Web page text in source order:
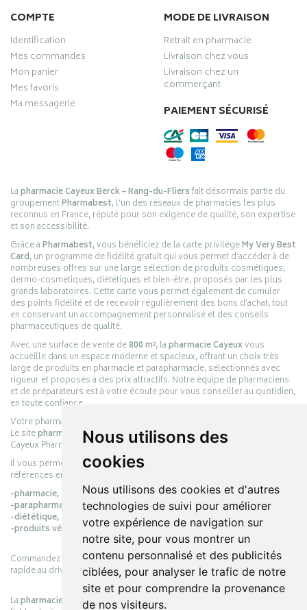
Nous utilisons des
cookies
Nous utilisons des cookies et d'autres
technologies de suivi pour améliorer
votre expérience de navigation sur
notre site, pour vous montrer un
contenu personnalisé et des publicités
ciblées, pour analyser le trafic de notre
site et pour comprendre la provenance
de nos visiteurs.
COMPTE
Identification
Mes commandes
Mon panier
Mes favoris
Ma messagerie
MODE DE LIVRAISON
Retrait en pharmacie
Livraison chez vous
Livraison chez un
commerçant
PAIEMENT SÉCURISÉ
Lapharmacie Cayeux Berck – Rang-du-Fliersfait désormais partie du
groupementPharmabest, l’un des réseaux de pharmacies les plus
reconnus en France, réputé pour son exigence de qualité, son expertise
et son accessibilité.
Grâce àPharmabest, vous bénéficiez de la carte privilègeMy Very Best
Card, un programme de fidélité gratuit qui vous permet d’accéder à de
nombreuses offres sur une large sélection de produits cosmétiques,
dermo-cosmétiques, diététiques et bien-être, proposés par les plus
grands laboratoires. Cette carte vous permet également de cumuler
des points fidélité et de recevoir régulièrement des bons d’achat, tout
en conservant un accompagnement personnalisé et des conseils
pharmaceutiques de qualité.
Avec une surface de vente de800 m², lapharmacie Cayeuxvous
accueille dans un espace moderne et spacieux, offrant un choix très
large de produits en pharmacie et parapharmacie, sélectionnés avec
rigueur et proposés à des prix attractifs. Notre équipe de pharmaciens
et de préparateurs est à votre écoute pour vous conseiller au quotidien,
en toute confiance.
Votre pharmacie en ligne :
Le sitepharmacie-cayeux.frest le prolongement digital de la pharmacie
Cayeux Pharmabest Berck-sur-Mer – Rang-du-Fliers.
Il vous permet de réaliser vos achats en ligne parmi des milliers de
références en :
-pharmacie,
-parapharmacie,
-diététique,
-produits vétérinaires.
Commandez simplement vos produits en ligne et choisissez le retrait
rapide au drive ou la livraison à domicile, en toute simplicité.
Lapharmacie Cayeuxs’engage à vous offrir une expérience pratique,